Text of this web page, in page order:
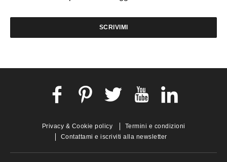
SCRIVIMI
Privacy & Cookie policy
Termini e condizioni
Contattami e iscriviti alla newsletter